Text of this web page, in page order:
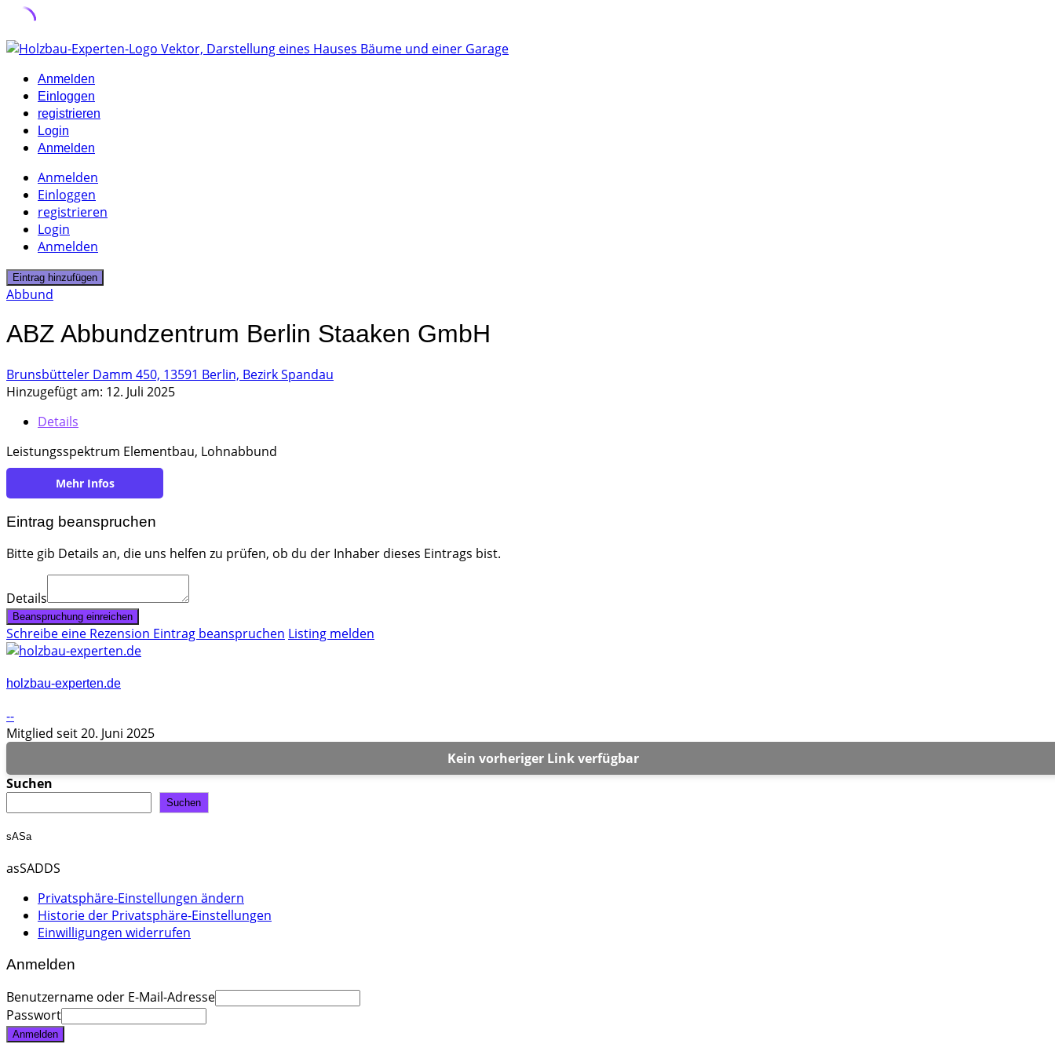
Skip
contentAnmelden
Einloggen
registrieren
Login
Anmelden
Anmelden
Einloggen
registrieren
Login
Anmelden
Eintrag hinzufügen
Abbund
ABZ Abbundzentrum Berlin Staaken GmbH
Brunsbütteler Damm 450, 13591 Berlin, Bezirk Spandau
Hinzugefügt am: 12. Juli 2025
Details
Leistungsspektrum Elementbau, Lohnabbund
https://www.az-holzbau.de/abbundzentrum
Eintrag beanspruchen
Bitte gib Details an, die uns helfen zu prüfen, ob du der Inhaber dieses Eintrags bist.
Details
Beanspruchung einreichen
Schreibe eine Rezension Eintrag beanspruchen Listing melden
holzbau-experten.de
--
Mitglied seit 20. Juni 2025
Kein vorheriger Link verfügbar
Suchen
Suchen
sASa
asSADDS
Privatsphäre-Einstellungen ändern
Historie der Privatsphäre-Einstellungen
Einwilligungen widerrufen
Anmelden
Benutzername oder E-Mail-Adresse
Passwort
Anmelden